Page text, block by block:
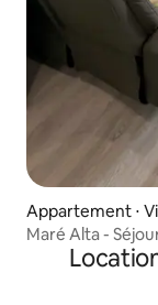
Appartement ⋅
Maré Alta -
de Marina